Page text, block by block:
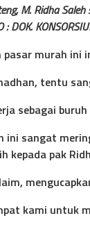
M. Ridha
murah
tentu
sebagai
ini sangat
kepada pak
kami untuk